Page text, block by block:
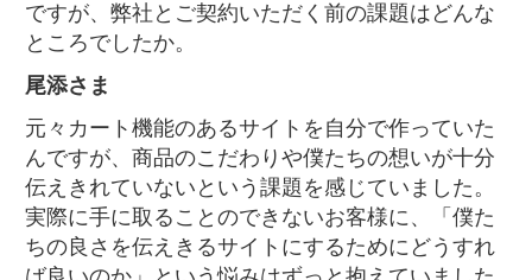
ですが、弊社とご契約いただく前の課題はどんな
ところでしたか。
尾添さま
元々カート機能のあるサイトを自分で作っていた
んですが、商品のこだわりや僕たちの想いが十分
伝えきれていないという課題を感じていました。
実際に手に取ることのできないお客様に、「僕た
ちの良さを伝えきるサイトにするためにどうすれ